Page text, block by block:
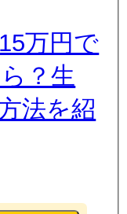
万円で
？生
法を紹